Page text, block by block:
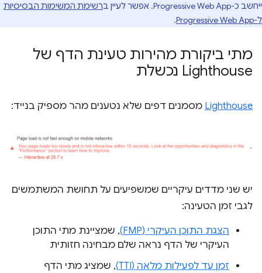
ייחשב כ-Progressive Web App. אפשר לעיין ב
רשימת המשימות הבסיסיות
ל-Progressive Web App
.
מתי ביקורת מהירות טעינת הדף של
Lighthouse נכשלת
Lighthouse מסמנים דפים שלא נטענים מהר מספיק בנייד:
יש שני מדדים עיקריים שמשפיעים על תחושת המשתמשים
לגבי זמן הטעינה:
הצגת התוכן העיקרי (FMP)
, שמציינת מתי התוכן
העיקרי של הדף נראה שלם מבחינה חזותית
זמן עד לפעילות מלאה (TTI)
, שמציג מתי הדף